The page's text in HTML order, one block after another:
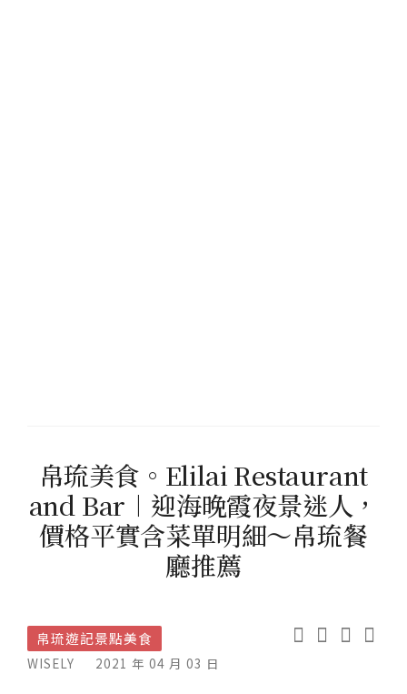
帛琉美食。Elilai Restaurant
and Bar︱迎海晚霞夜景迷人，
價格平實含菜單明細～帛琉餐
廳推薦
帛琉遊記景點美食
WISELY 2021 年 04 月 03 日